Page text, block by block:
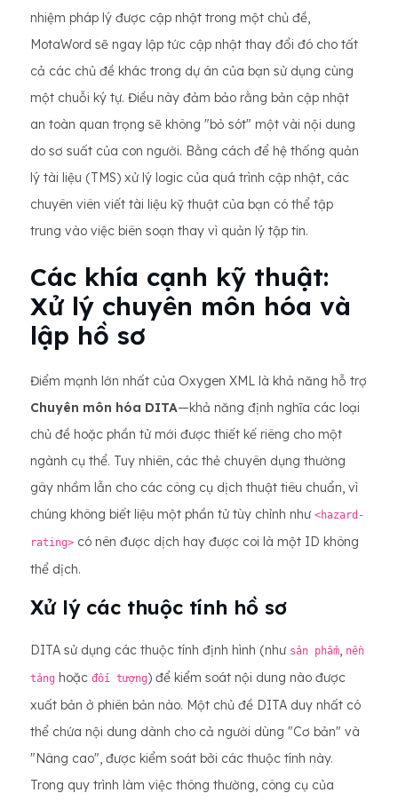
nhiệm pháp lý được cập nhật trong một chủ đề,
MotaWord sẽ ngay lập tức cập nhật thay đổi đó cho tất
cả các chủ đề khác trong dự án của bạn sử dụng cùng
một chuỗi ký tự. Điều này đảm bảo rằng bản cập nhật
an toàn quan trọng sẽ không "bỏ sót" một vài nội dung
do sơ suất của con người. Bằng cách để hệ thống quản
lý tài liệu (TMS) xử lý logic của quá trình cập nhật, các
chuyên viên viết tài liệu kỹ thuật của bạn có thể tập
trung vào việc biên soạn thay vì quản lý tập tin.
Các khía cạnh kỹ thuật:
Xử lý chuyên môn hóa và
lập hồ sơ
Điểm mạnh lớn nhất của Oxygen XML là khả năng hỗ trợ
Chuyên môn hóa DITA—khả năng định nghĩa các loại
chủ đề hoặc phần tử mới được thiết kế riêng cho một
ngành cụ thể. Tuy nhiên, các thẻ chuyên dụng thường
gây nhầm lẫn cho các công cụ dịch thuật tiêu chuẩn, vì
chúng không biết liệu một phần tử tùy chỉnh như <hazard-
rating> có nên được dịch hay được coi là một ID không
thể dịch.
Xử lý các thuộc tính hồ sơ
DITA sử dụng các thuộc tính định hình (như sản phẩm, nền
tảng hoặc đối tượng) để kiểm soát nội dung nào được
xuất bản ở phiên bản nào. Một chủ đề DITA duy nhất có
thể chứa nội dung dành cho cả người dùng "Cơ bản" và
"Nâng cao", được kiểm soát bởi các thuộc tính này.
Trong quy trình làm việc thông thường, công cụ của